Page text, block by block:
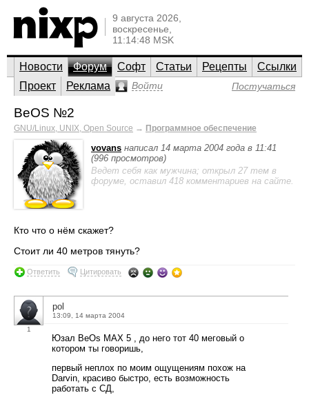
9 августа 2026,
воскресенье,
11:14:48 MSK
Новости Форум Софт Статьи Рецепты
Ссылки
Проект
Реклама Войти Постучаться
BeOS №2
GNU/Linux, UNIX, Open Source → Программное обеспечение
vovans написал 14 марта 2004 года в 11:41
(996 просмотров)
Ведет себя как мужчина; открыл 27 тем в
форуме, оставил 418 комментариев на сайте.
Кто что о нём скажет?
Стоит ли 40 метров тянуть?
Ответить Цитировать
1
pol
13:09, 14 марта 2004
Юзал BeOs MAX 5 , до него тот 40 меговый о
котором ты говоришь,
первый неплох по моим ощущениям похож на
Darvin, красиво быстро, есть возможность
работать с СД,